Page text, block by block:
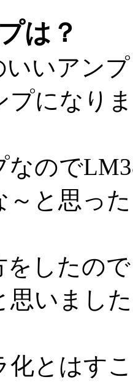
は？
いアン
プになり
なので
～と思っ
をしたの
思いまし
化とはす